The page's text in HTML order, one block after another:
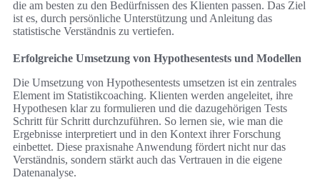
die am besten zu den Bedürfnissen des Klienten passen. Das Ziel
ist es, durch persönliche Unterstützung und Anleitung das
statistische Verständnis zu vertiefen.
Erfolgreiche Umsetzung von Hypothesentests und Modellen
Die Umsetzung von Hypothesentests umsetzen ist ein zentrales
Element im Statistikcoaching. Klienten werden angeleitet, ihre
Hypothesen klar zu formulieren und die dazugehörigen Tests
Schritt für Schritt durchzuführen. So lernen sie, wie man die
Ergebnisse interpretiert und in den Kontext ihrer Forschung
einbettet. Diese praxisnahe Anwendung fördert nicht nur das
Verständnis, sondern stärkt auch das Vertrauen in die eigene
Datenanalyse.